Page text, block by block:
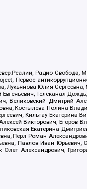
Радио Свобода,
Первое
Юлия Сергеевна,
Телеканал
Великовский Дмитрий
Костылева Полина
Кильтау Екатерина
Викторович, Егоров
Екатерина
Перл Роман
Павлов Иван Юрьевич,
Александрович,